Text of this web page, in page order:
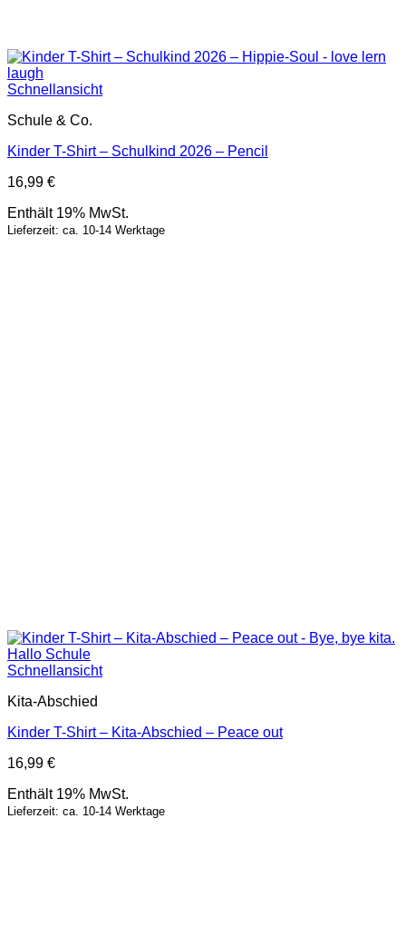
Schnellansicht
Schule & Co.
Kinder T-Shirt – Schulkind 2026 – Pencil
16,99 €
Enthält 19% MwSt.
Lieferzeit: ca. 10-14 Werktage
Schnellansicht
Kita-Abschied
Kinder T-Shirt – Kita-Abschied – Peace out
16,99 €
Enthält 19% MwSt.
Lieferzeit: ca. 10-14 Werktage